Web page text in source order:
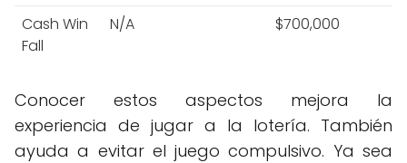
Cash Win
Fall
N/A $700,000
Conocer estos aspectos mejora la
experiencia de jugar a la lotería. También
ayuda a evitar el juego compulsivo. Ya sea